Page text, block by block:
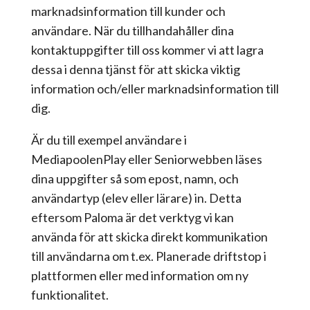
marknadsinformation till kunder och
användare. När du tillhandahåller dina
kontaktuppgifter till oss kommer vi att lagra
dessa i denna tjänst för att skicka viktig
information och/eller marknadsinformation till
dig.
Är du till exempel användare i
MediapoolenPlay eller Seniorwebben läses
dina uppgifter så som epost, namn, och
användartyp (elev eller lärare) in. Detta
eftersom Paloma är det verktyg vi kan
använda för att skicka direkt kommunikation
till användarna om t.ex. Planerade driftstop i
plattformen eller med information om ny
funktionalitet.